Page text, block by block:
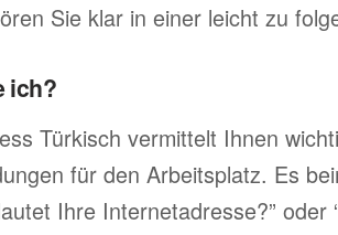
Sie klar in einer leicht zu
ich?
Türkisch vermittelt Ihnen
für den Arbeitsplatz. Es
Ihre Internetadresse?” oder